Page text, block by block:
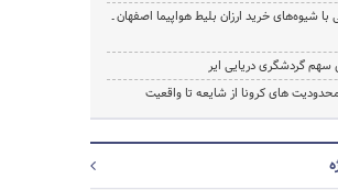
با شیوه‌های خرید ارزان بلیط هواپیما اصفهان ـ
گردشگری دریایی ایر
محدودیت های کرونا از شایعه تا واقعیت